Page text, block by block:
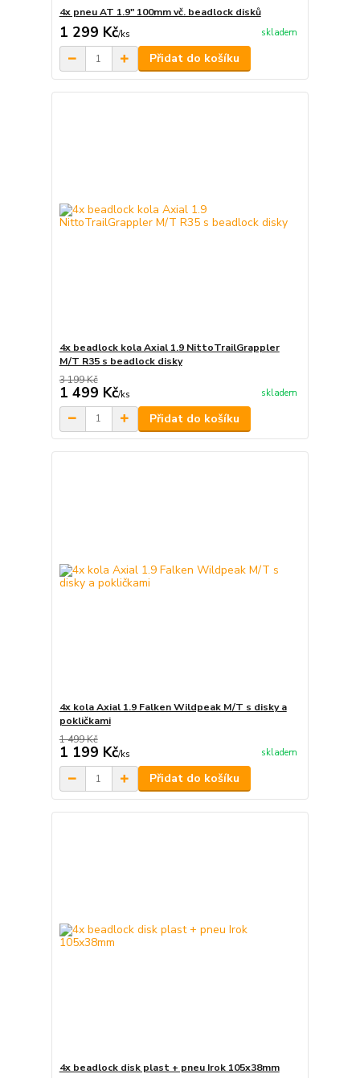
4x pneu AT 1.9" 100mm vč. beadlock disků
1 299 Kč/ks skladem
Přidat do košíku
4x beadlock kola Axial 1.9 NittoTrailGrappler
M/T R35 s beadlock disky
3 199 Kč
1 499 Kč/ks skladem
Přidat do košíku
4x kola Axial 1.9 Falken Wildpeak M/T s disky a
pokličkami
1 499 Kč
1 199 Kč/ks skladem
Přidat do košíku
4x beadlock disk plast + pneu Irok 105x38mm